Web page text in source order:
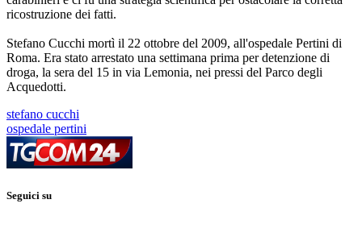
ricostruzione dei fatti.
Stefano Cucchi mortì il 22 ottobre del 2009, all'ospedale Pertini di
Roma. Era stato arrestato una settimana prima per detenzione di
droga, la sera del 15 in via Lemonia, nei pressi del Parco degli
Acquedotti.
stefano cucchi
ospedale pertini
Seguici su